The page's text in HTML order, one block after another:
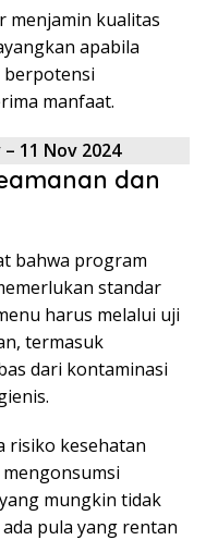
menjamin kualitas
apabila
berpotensi
manfaat.
11 Nov 2024
dan
bahwa program
standar
harus melalui uji
termasuk
dari kontaminasi
risiko kesehatan
mungkin tidak
pula yang rentan